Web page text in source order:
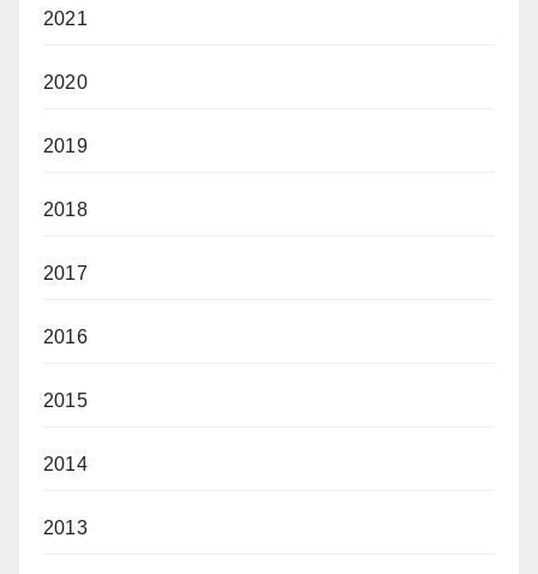
2021
2020
2019
2018
2017
2016
2015
2014
2013